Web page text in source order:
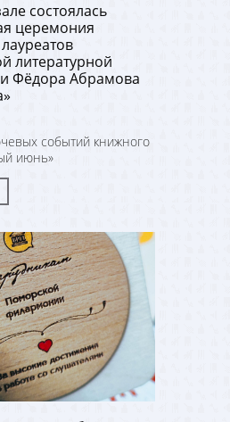
состоялась
церемония
литературной
Фёдора Абрамова
событий книжного
июнь»